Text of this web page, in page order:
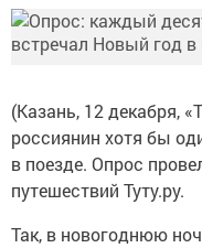
(Казань, 12 декабря,
россиянин хотя бы
в поезде. Опрос
путешествий Туту.ру.
Так, в новогоднюю